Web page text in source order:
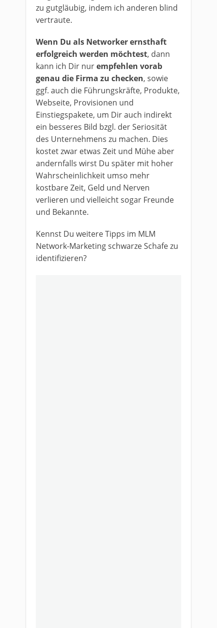
zu gutgläubig, indem ich anderen blind
vertraute.
Wenn Du als Networker ernsthaft
erfolgreich werden möchtest, dann
kann ich Dir nurempfehlen vorab
genau die Firma zu checken, sowie
ggf. auch die Führungskräfte, Produkte,
Webseite, Provisionen und
Einstiegspakete, um Dir auch indirekt
ein besseres Bild bzgl. der Seriosität
des Unternehmens zu machen. Dies
kostet zwar etwas Zeit und Mühe aber
andernfalls wirst Du später mit hoher
Wahrscheinlichkeit umso mehr
kostbare Zeit, Geld und Nerven
verlieren und vielleicht sogar Freunde
und Bekannte.
Kennst Du weitere Tipps im MLM
Network-Marketing schwarze Schafe zu
identifizieren?